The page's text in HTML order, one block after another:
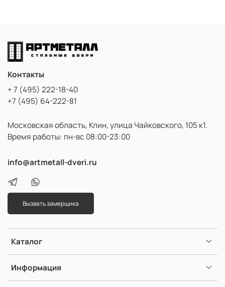
Каталог
Информация
Контакты
+ 7 (495) 222-18-40
+7 (495) 64-222-81
Московская область, Клин, улица Чайковского, 105 к1.
Время работы: пн-вс 08:00-23:00
info@artmetall-dveri.ru
Вызвать замерщика